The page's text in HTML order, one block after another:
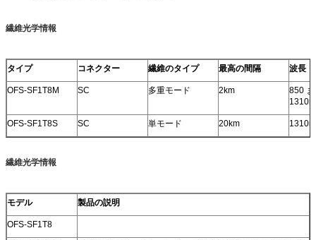
繊維光学情報
タイプ コネクター 繊維のタイプ 最高の間隔 波長
OFS-SF1T8M SC 多重モード 2km
850
OFS-SF1T8S SC 単モード 20km
繊維光学情報
モデル 製品の説明
OFS-SF1T8